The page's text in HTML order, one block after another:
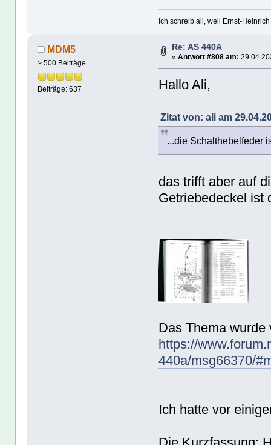
Ich schreib ali, weil Ernst-
MDM5
> 500 Beiträge
Beiträge: 637
Re: AS 440A
« Antwort #808 am:
Hallo Ali,
Zitat von: ali am
...die Schalthebelfeder
das trifft aber auf
Getriebedeckel ist
Das Thema
https://
440a/msg66370/
Ich hatte vor